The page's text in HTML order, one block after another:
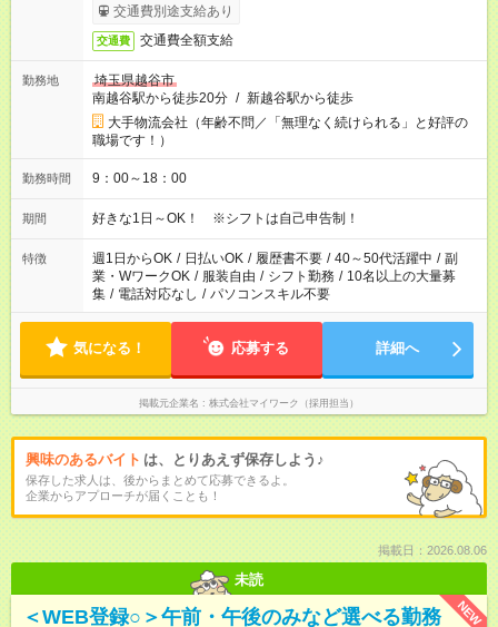
交通費別途支給あり
交通費 交通費全額支給
勤務地
埼玉県越谷市
南越谷駅から徒歩20分 / 新越谷駅から徒歩
大手物流会社（年齢不問／「無理なく続けられる」と好評の
職場です！）
勤務時間 9：00～18：00
期間 好きな1日～OK！ ※シフトは自己申告制！
特徴 週1日からOK / 日払いOK / 履歴書不要 / 40～50代活躍中 / 副
業・WワークOK / 服装自由 / シフト勤務 / 10名以上の大量募
集 / 電話対応なし / パソコンスキル不要
気になる！ 応募する 詳細へ
掲載元企業名 株式会社マイワーク（採用担当）
興味のあるバイト は、とりあえず保存しよう♪
保存した求人は、後からまとめて応募できるよ。
企業からアプローチが届くことも！
掲載日：2026.08.06
未読
NEW
＜WEB登録○＞午前・午後のみなど選べる勤務